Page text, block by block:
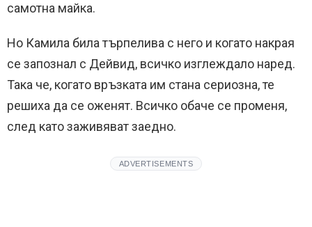
самотна майка.
Но Камила била търпелива с него и когато накрая
се запознал с Дейвид, всичко изглеждало наред.
Така че, когато връзката им стана сериозна, те
решиха да се оженят. Всичко обаче се променя,
след като заживяват заедно.
ADVERTISEMENTS